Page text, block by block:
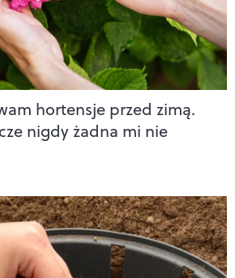
hortensje przed zimą.
nigdy żadna mi nie